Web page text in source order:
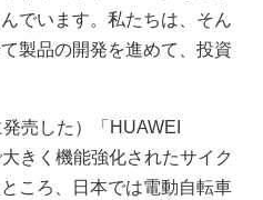
でいます。私たちは、そん
製品の開発を進めて、投資
売した）「HUAWEI
きく機能強化されたサイク
ころ、日本では電動自転車